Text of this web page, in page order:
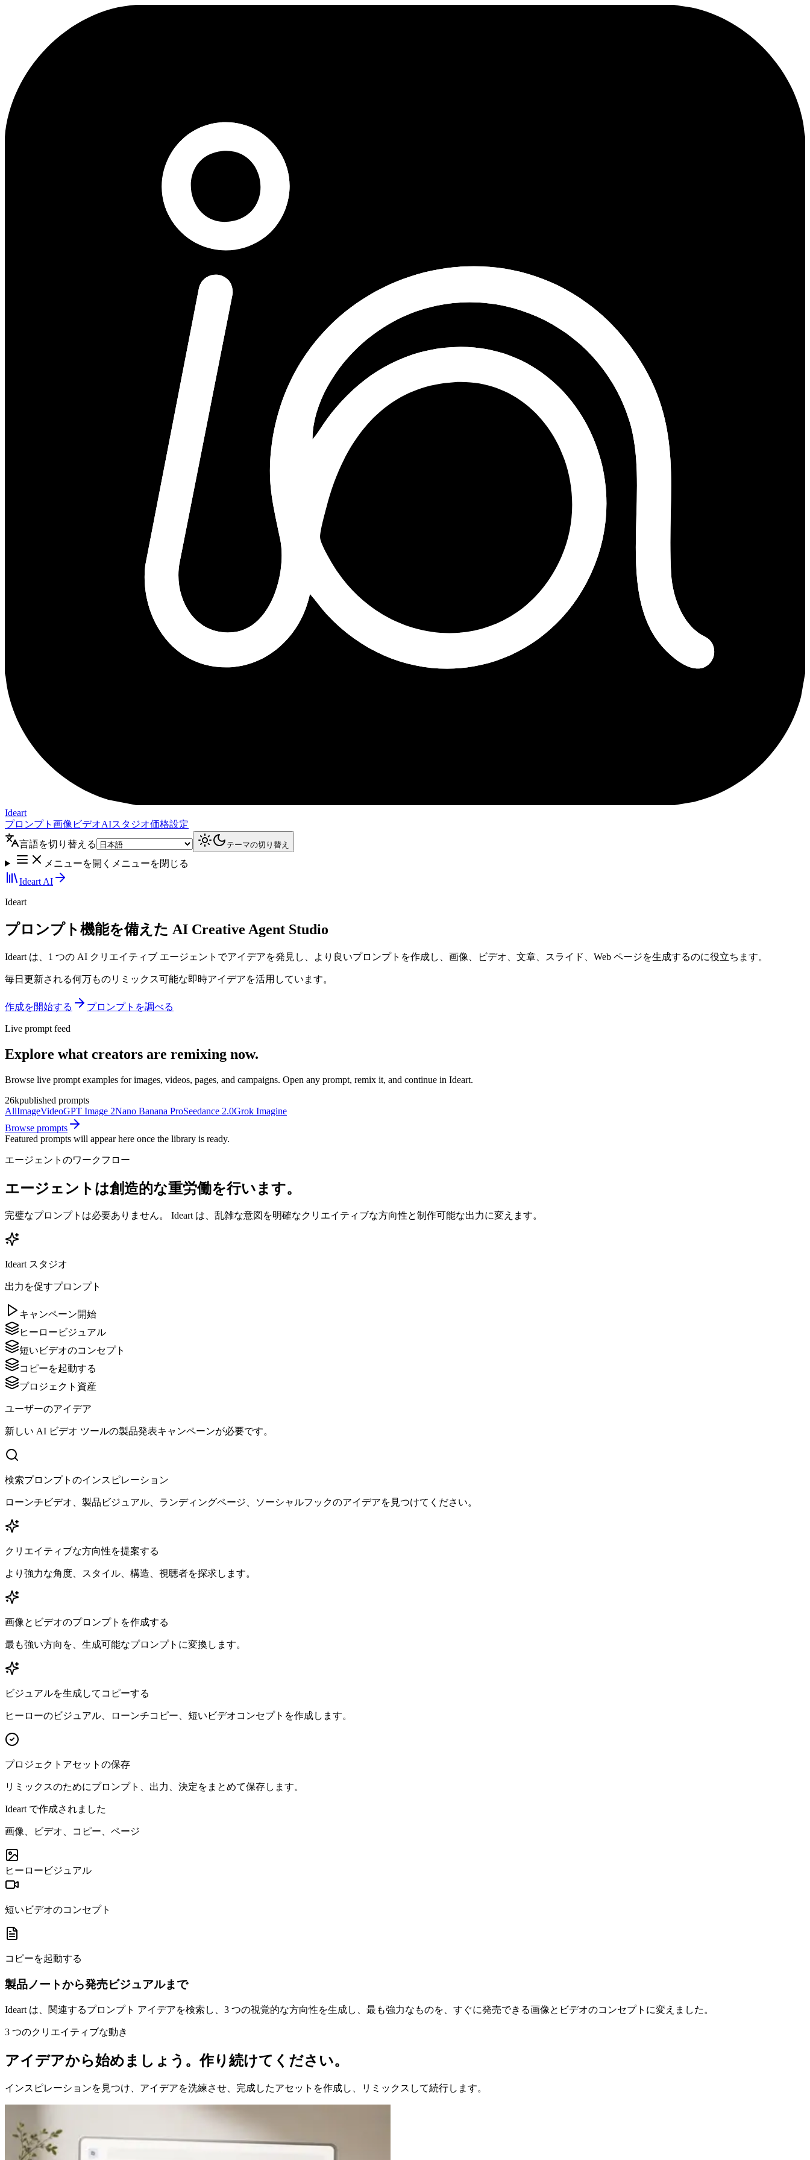
Ideart
プロンプト 画像 ビデオAIスタジオ価格設定
言語を切り替える
テーマの切り替え
メニューを開く メニューを閉じる
Ideart AI
Ideart
プロンプト機能を備えた AI Creative Agent Studio
Ideart は、1 つの AI クリエイティブ エージェントでアイデアを発見し、より良いプロンプトを作成し、画像、ビデオ、文章、スライド、Web ページを生成するのに役立ちます。
毎日更新される何万ものリミックス可能な即時アイデアを活用しています。
作成を開始する プロンプトを調べる
Live prompt feed
Explore what creators are remixing now.
Browse live prompt examples for images, videos, pages, and campaigns. Open any prompt, remix it, and continue in Ideart.
26kpublished prompts
AllImageVideoGPT Image 2Nano Banana ProSeedance 2.0Grok Imagine
Browse prompts
Featured prompts will appear here once the library is ready.
エージェントのワークフロー
エージェントは創造的な重労働を行います。
完璧なプロンプトは必要ありません。 Ideart は、乱雑な意図を明確なクリエイティブな方向性と制作可能な出力に変えます。
Ideart スタジオ
出力を促すプロンプト
キャンペーン開始
ヒーロービジュアル
短いビデオのコンセプト
コピーを起動する
プロジェクト資産
ユーザーのアイデア
新しい AI ビデオ ツールの製品発表キャンペーンが必要です。
検索プロンプトのインスピレーション
ローンチビデオ、製品ビジュアル、ランディングページ、ソーシャルフックのアイデアを見つけてください。
クリエイティブな方向性を提案する
より強力な角度、スタイル、構造、視聴者を探求します。
画像とビデオのプロンプトを作成する
最も強い方向を、生成可能なプロンプトに変換します。
ビジュアルを生成してコピーする
ヒーローのビジュアル、ローンチコピー、短いビデオコンセプトを作成します。
プロジェクトアセットの保存
リミックスのためにプロンプト、出力、決定をまとめて保存します。
Ideart で作成されました
画像、ビデオ、コピー、ページ
ヒーロービジュアル
短いビデオのコンセプト
コピーを起動する
製品ノートから発売ビジュアルまで
Ideart は、関連するプロンプト アイデアを検索し、3 つの視覚的な方向性を生成し、最も強力なものを、すぐに発売できる画像とビデオのコンセプトに変えました。
3 つのクリエイティブな動き
アイデアから始めましょう。作り続けてください。
インスピレーションを見つけ、アイデアを洗練させ、完成したアセットを作成し、リミックスして続行します。